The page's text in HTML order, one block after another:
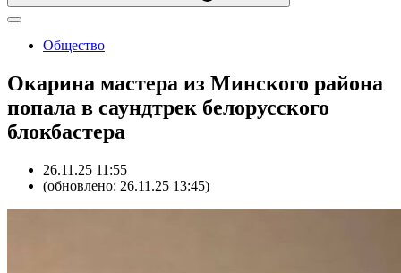
Общество
Окарина мастера из Минского района
попала в саундтрек белорусского
блокбастера
26.11.25 11:55
(обновлено: 26.11.25 13:45)